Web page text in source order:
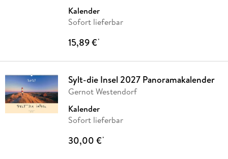
Kalender
Sofort lieferbar
15,89 €*
Sylt-die Insel 2027 Panoramakalender
Gernot Westendorf
Kalender
Sofort lieferbar
30,00 €*